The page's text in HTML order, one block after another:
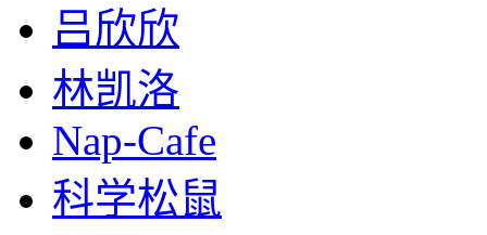
吕欣欣
林凯洛
Nap-Cafe
科学松鼠